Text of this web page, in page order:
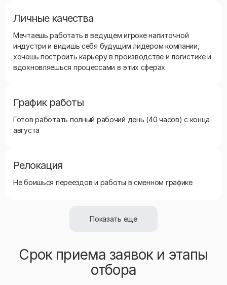
Личные качества
Мечтаешь работать в ведущем игроке напиточной
индустри и видишь себя будущим лидером компании,
хочешь построить карьеру в производстве и логистике и
вдохновляешься процессами в этих сферах
График работы
Готов работать полный рабочий день (40 часов) с конца
августа
Релокация
Не боишься переездов и работы в сменном графике
Показать еще
Срок приема заявок и этапы
отбора